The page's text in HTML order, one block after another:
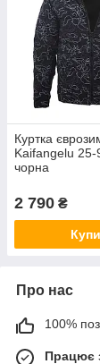
Куртка
Kaifangelu 25-
чорна
2 790 ₴
Про нас
100%
Працює